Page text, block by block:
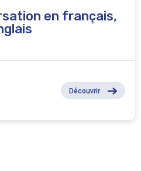
en français,
Découvrir